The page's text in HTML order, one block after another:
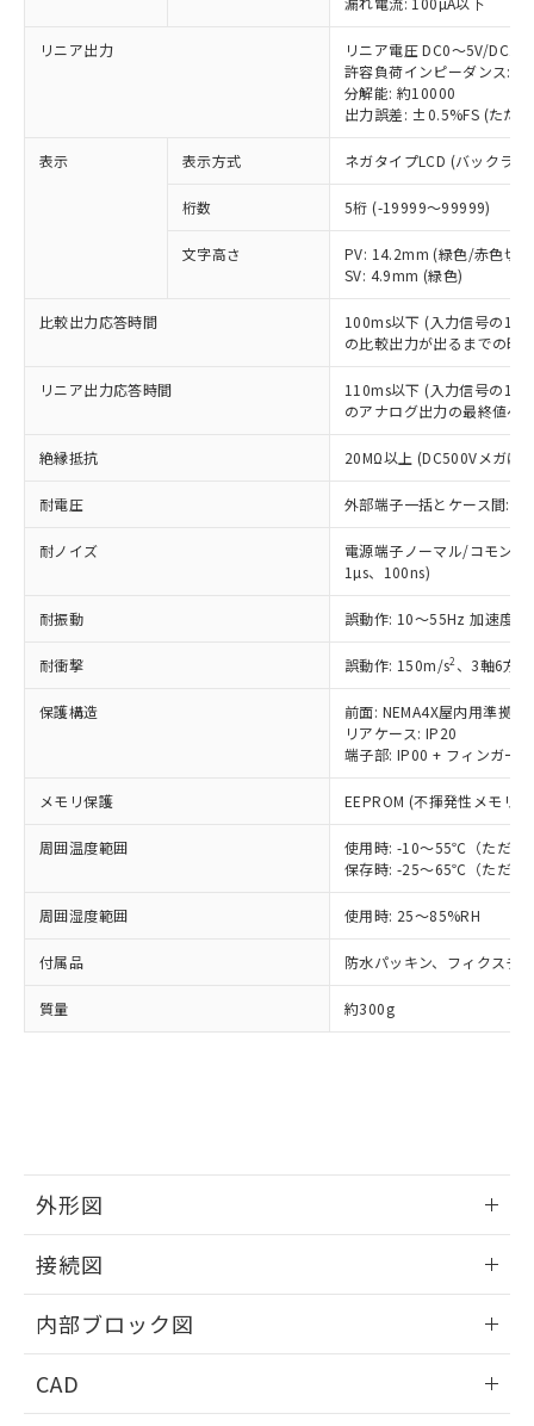
リニア出力
リニア電圧 DC0～5V/DC1
許容負荷インピーダンス:
分解能: 約10000
出力誤差: ±0.5%FS (ただ
表示 表示方式 ネガタイプLCD (バックラ
桁数 5桁 (-19999～99999)
文字高さ
PV: 14.2mm (緑色/赤色切
SV: 4.9mm (緑色)
比較出力応答時間
100ms以下 (入力信号の
の比較出力が出るまでの時
リニア出力応答時間
110ms以下 (入力信号の
のアナログ出力の最終値へ
絶縁抵抗 20MΩ以上 (DC500Vメガに
耐電圧 外部端子一括とケース間:
耐ノイズ
電源端子ノーマル/コモン
1µs、100ns)
耐振動 誤動作: 10～55Hz 加速度
耐衝撃 誤動作: 150m/s2 、3軸6方
保護構造
前面: NEMA4X屋内用準拠
リアケース: IP20
端子部: IP00 + フィンガー
メモリ保護 EEPROM (不揮発性メモリ)
周囲温度範囲
使用時: -10～55℃（ただし
保存時: -25～65℃（ただし
周囲湿度範囲 使用時: 25～85%RH
付属品 防水パッキン、フィクスチ
質量 約300g
外形図
接続図
内部ブロック図
CAD
本サービスは、当社制御機器事業取扱
商品の当社在庫状況および標準価格
(税抜)を提供させていただくもので
当社制御機器事業取扱商品の中には、
本サービスの対象外となる商品もある
在庫状況および標準価格照会結果は、
記載している更新日時点での社内デー
タに基づき作成されるものであり、閲
覧された時点での実際の在庫および標
準価格とは異なる場合があることをご
正式な納期状況および標準価格はお客
様のお取引先、またはお客様担当のオ
ムロン制御機器販売店・当社販売員に
オムロン制御機器販売店や当社販売拠
」をご確認
在庫状況および標準価格結果を当社の
事前の承諾なく第三者に漏洩または開
示しないようお願いします。
マイパーツ機能（部品リスト作成サー
ビス）をご利用いただくには、I-Web
メンバーズにご登録されている必要が
お客様が当ウェブサイト上で当社にご
登録された部品リストについて、当社
および当社の共同利用者が、当社の製
品・サービスに関するお客様との取
引・商談に必要な範囲で利用すること
※当社の共同利用者とは、"個人情報
の「1.共同利
用者の範囲」に記載されている法人を
調査・確認中：EU RoHS指令（10物質）の
非含有の対応状況を調査中または確認中の
非該当品：ライセンス料など無形物で、有
害物質有無と関係のない商品です。
仕入先様の事情により、非含有部品として
いたものが、含有品と判明した場合などや
むを得ず変更することがあります。
*EU RoHS指令（10物質）：
鉛(Pb) 1000ppm以下、 水銀(Hg) 1000ppm以下、 カド
類(PBB) 1000ppm以下、ポリ臭化ジフェニルエーテル類
(PBDE) 1000ppm以下、フタル酸ビス(2-エチルヘキシ
ル) (DEHP)(別名：DOP) 1000ppm以下、フタル酸ブチ
ルベンジル（BBP） 1000ppm以下、フタル酸ジブチル
（DBP） 1000ppm以下、フタル酸ジイソブチル
但し、RoHS指令で産業用監視および制御機器に対する
適用除外項目は除く。
フタル酸エステル類の４物質については閾値を超える意
図的な使用がないことを確認しています。
※2 対応予定月
部品在庫の切り替え状況などにより、予定
※3 非含有証明書ダウンロード
下記の非含有証明書をダウンロードするこ
とができます。
EU RoHS指令（10物質）の非含有証明書
51物質の非含有証明書（当社基準）
※本証明書は発行日時点で非含有を証明す
るもので、過去に遡って非含有を証明する
また、RoHS指令のフタル酸エステル類４
物質の対応では、対応完了までの期間は出
荷製品に未対応品が混在することから備考
※1 中国RoHS○×表
「○」：最大均質材料含有率が中国RoHSの
基準値以下であることを示します。
「×」：最大均質材料含有率が中国RoHSの
基準値を超えていることを示します。
「－」：未確認です。当社販売部門へお問
*中国RoHS10物質の基準値 (GB/T26572)：
Pb(鉛) :1000ppm、 Hg(水銀) : 1000ppm、 Cd(カドミウ
ム) : 100ppm、
Cr(Ⅵ)(六価クロム) : 1000ppm、 PBBs(ポリ臭化ビフェ
ニル類) : 1000ppm、 PBDEs(ポリ臭化ジフェニルエーテ
DBP(フタル酸ジブチル) : 1000ppm、 DIBP(フタル酸ジ
イソブチル) : 1000ppm、 BBP(フタル酸ブチルベンジ
DEHP(フタル酸ビス(2-エチルヘキシル)) : 1000ppm
「ｅ」：有害物質（10物質）のすべてが基
準値以下であることを示します。
「10」：通常の使用状況下において有害物
質が外部に漏えいし、環境に深刻な影響を
い合わせください。
当社は、これら貴社製品のうち、外国
為替および外国貿易法に定める商品
（以下｢規制貨物等」という）を輸出
または国外への提供する場合は、日本
国政府の輸出許可(または役務取引許
とります。
全に破砕するなど、違法に輸出されな
いよう必要な手段を講じます。
当社は貴社製品を、核兵器、ミサイ
ル、化学兵器、生物兵器またはその他
武器並びにこれらの製造装置等に一切
当社は、貴社製品を第三者に販売する
場合は、上記1、2および3の内容を当
該第三者に通知します。また当社は、
販売先および販売に係わる関係者が違
キャンセル
説明
一定数以上の在庫あり
一定数には満たないが在庫あり
在庫なし(最新の在庫状況につ
いては、お客様のお取引先、ま
たはお客様担当のオムロン制御
機器販売店・当社販売員にご確
受注生産機種、また在庫状況の
情報を公開していない機種